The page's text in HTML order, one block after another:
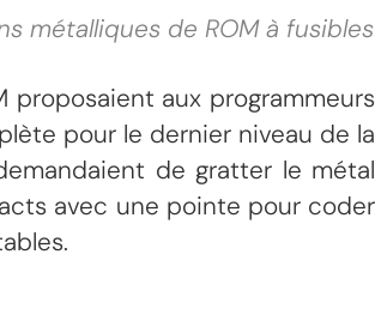
métalliques de ROM à fusibles
proposaient aux programmeurs
pour le dernier niveau de la
de gratter le métal
avec une pointe pour coder